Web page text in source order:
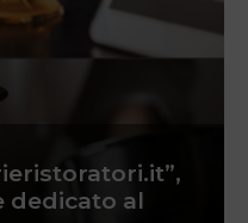
dedicato al